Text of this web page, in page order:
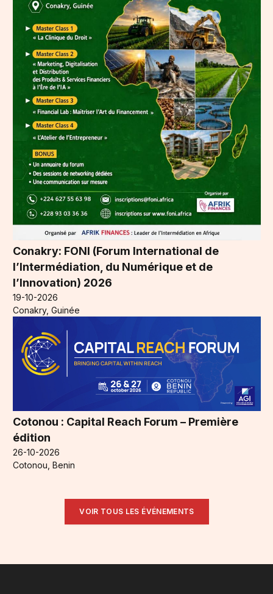
Conakry: FONI (Forum International de
l’Intermédiation, du Numérique et de
l’Innovation) 2026
19-10-2026
Conakry, Guinée
Cotonou : Capital Reach Forum – Première
édition
26-10-2026
Cotonou, Benin
VOIR TOUS LES ÉVÉNEMENTS